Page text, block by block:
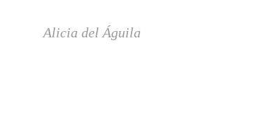
Alicia del Águila